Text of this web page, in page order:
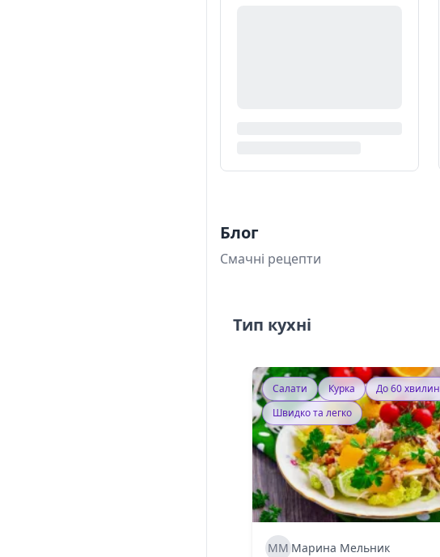
Блог
Смачні рецепти
Тип кухні
Салати Курка
До 60 хвилин
Швидко та легко
ММ Марина Мельник